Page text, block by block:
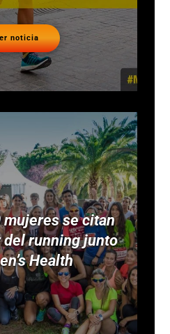
noticia
mujeres se citan
running junto
Health